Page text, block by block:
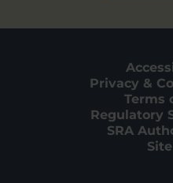
Privacy &
Terms
Regulatory
SRA